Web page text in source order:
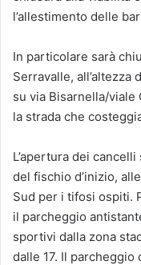
l’allestimento delle
In particolare sarà
Serravalle, all’altezza
su via Bisarnella/viale
la strada che
L’apertura dei
del fischio d’inizio,
Sud per i tifosi ospiti.
il parcheggio
sportivi dalla zona
dalle 17. Il parcheggio